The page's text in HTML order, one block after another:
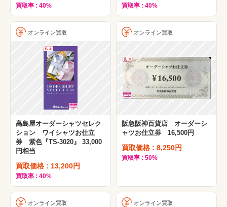
買取率 : 40% 買取率 : 40%
オンライン買取
高島屋オーダーシャツセレク
ション ワイシャツお仕立
券 紫色『TS-3020』 33,000
円相当
買取価格 : 13,200円
買取率 : 40%
オンライン買取
阪急阪神百貨店 オーダーシ
ャツお仕立券 16,500円
買取価格 : 8,250円
買取率 : 50%
オンライン買取 オンライン買取